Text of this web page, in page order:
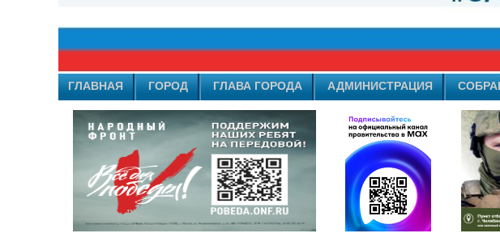
ГЛАВНАЯ ГОРОД ГЛАВА ГОРОДА АДМИНИСТРАЦИЯ